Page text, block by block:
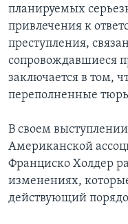
планируемых
привлечения к
преступления,
сопровождавшиеся
заключается в том,
переполненные
В своем
Американской
Франциско Холдер
изменениях,
действующий